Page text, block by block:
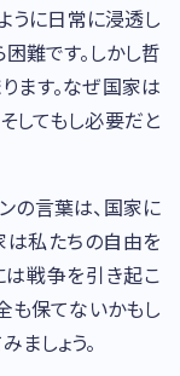
うに日常に浸透し
難です。しかし哲
ます。なぜ国家は
してもし必要だと
の言葉は、国家に
は私たちの自由を
は戦争を引き起こ
も保てないかもし
しょう。